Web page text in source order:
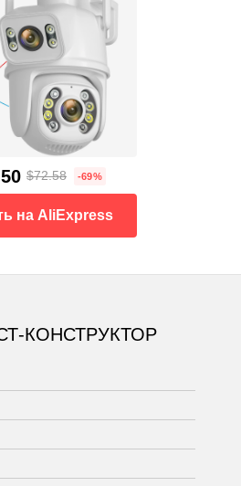
$72.58 -69%
на AliExpress
КОНСТРУКТОР